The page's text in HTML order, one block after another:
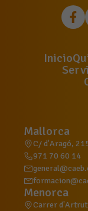
Inicio
Mallorca
C/ d'Aragó,
971 70 60 14
Menorca
Carrer